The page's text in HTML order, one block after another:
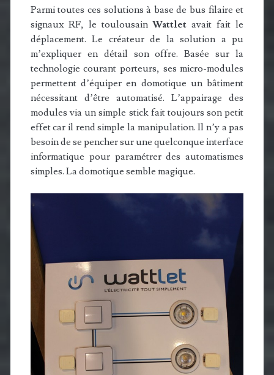
Parmi toutes ces solutions à base de bus filaire et
signaux RF, le toulousainWattlet avait fait le
déplacement. Le créateur de la solution a pu
m’expliquer en détail son offre. Basée sur la
technologie courant porteurs, ses micro-modules
permettent d’équiper en domotique un bâtiment
nécessitant d’être automatisé. L’appairage des
modules via un simple stick fait toujours son petit
effet car il rend simple la manipulation. Il n’y a pas
besoin de se pencher sur une quelconque interface
informatique pour paramétrer des automatismes
simples. La domotique semble magique.